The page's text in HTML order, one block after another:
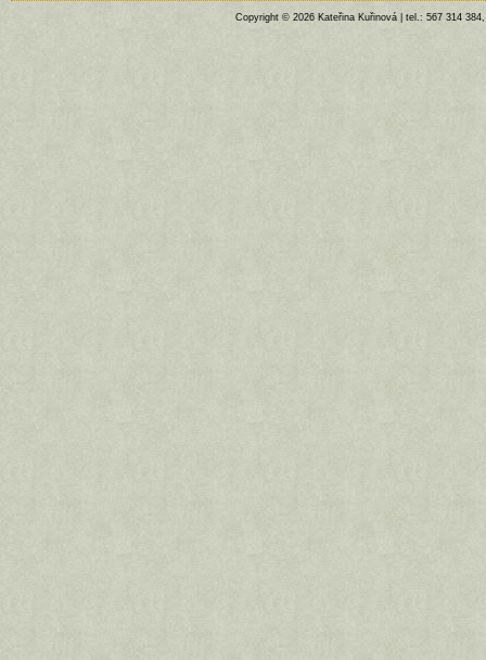
Copyright © 2026 Kateřina Kuřinová | tel.: 567 314